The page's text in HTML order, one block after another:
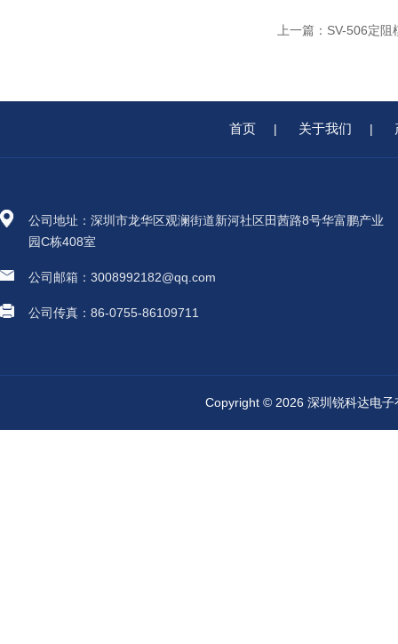
上一篇： SV-506定阻
首页 | 关于我们 |
公司地址：深圳市龙华区观澜街道新河社区田茜路8号华富鹏产业
园C栋408室
公司邮箱：3008992182@qq.com
公司传真：86-0755-86109711
Copyright © 2026 深圳锐科达电